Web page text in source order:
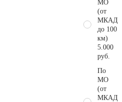
МО
(от
МКАД
до 100
км)
5.000
руб.
По
МО
(от
МКАД